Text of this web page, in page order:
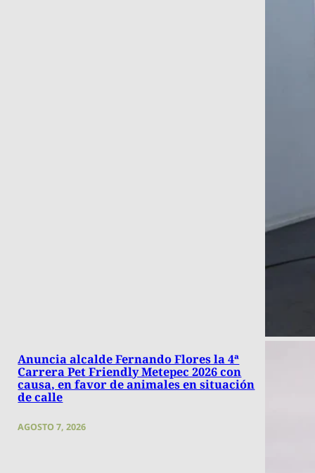
Anuncia alcalde Fernando Flores la 4ª
Carrera Pet Friendly Metepec 2026 con
causa, en favor de animales en situación
de calle
AGOSTO 7, 2026